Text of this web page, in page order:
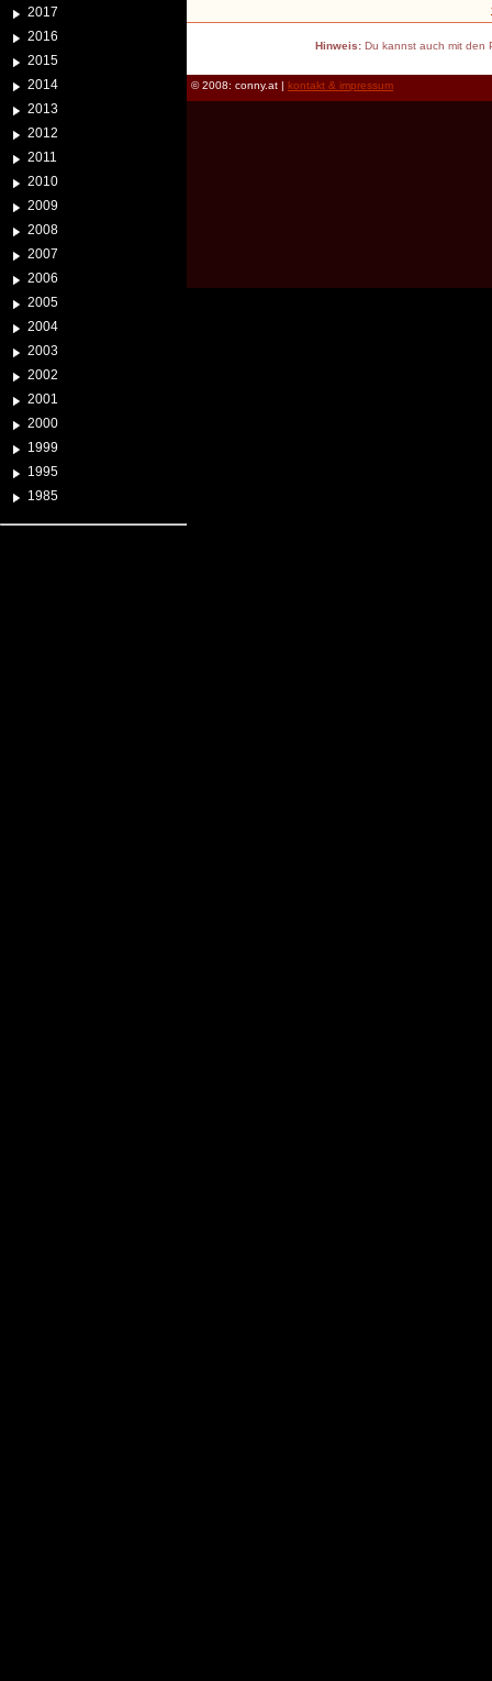
2017
2016
2015
2014
2013
2012
2011
2010
2009
2008
2007
2006
2005
2004
2003
2002
2001
2000
1999
1995
1985
Hinweis:Du kannst auch mit den
© 2008: conny.at | kontakt & impressum